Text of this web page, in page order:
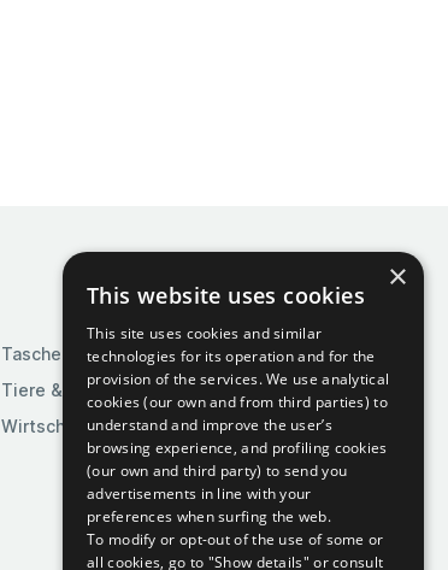
Taschen & Gepäck
Tiere & Tierbedarf
Wirtschaft & Industrie
×
This website uses cookies
This site uses cookies and similar
technologies for its operation and for the
provision of the services. We use analytical
cookies (our own and from third parties) to
understand and improve the user’s
browsing experience, and profiling cookies
(our own and third party) to send you
advertisements in line with your
preferences when surfing the web.
To modify or opt-out of the use of some or
all cookies, go to "Show details" or consult